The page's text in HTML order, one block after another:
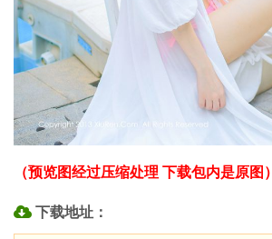
（预览图经过压缩处理 下载包内是原图）
下载地址：